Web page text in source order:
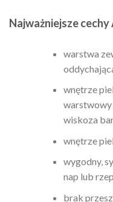
Najważniejsze cechy
warstwa
wnętrze
warstwowy
wiskoza
wnętrze
wygodny,
nap lub
brak